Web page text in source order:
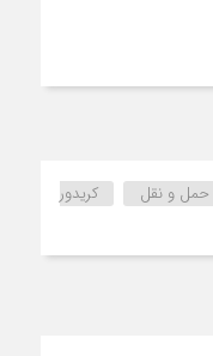
حمل و نقل
کریدور